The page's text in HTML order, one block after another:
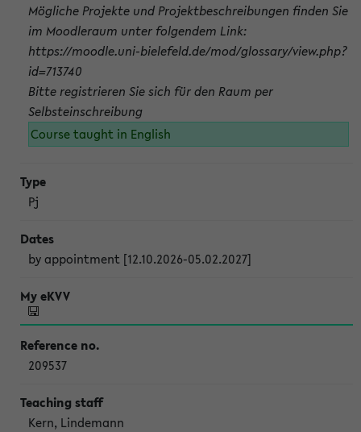
Mögliche Projekte und Projektbeschreibungen finden Sie
im Moodleraum unter folgendem Link:
https://moodle.uni-bielefeld.de/mod/glossary/view.php?
id=713740
Bitte registrieren Sie sich für den Raum per
Selbsteinschreibung
Course taught in English
Pj
by appointment [12.10.2026-05.02.2027]
209537
Kern, Lindemann